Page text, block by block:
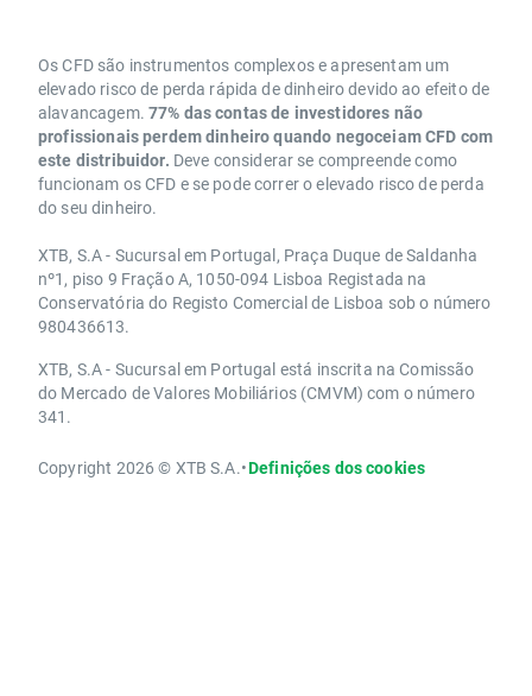
Os CFD são instrumentos complexos e apresentam um
elevado risco de perda rápida de dinheiro devido ao efeito de
alavancagem. 77% das contas de investidores não
profissionais perdem dinheiro quando negoceiam CFD com
este distribuidor. Deve considerar se compreende como
funcionam os CFD e se pode correr o elevado risco de perda
do seu dinheiro.
XTB, S.A - Sucursal em Portugal, Praça Duque de Saldanha
nº1, piso 9 Fração A, 1050-094 Lisboa Registada na
Conservatória do Registo Comercial de Lisboa sob o número
980436613.
XTB, S.A - Sucursal em Portugal está inscrita na Comissão
do Mercado de Valores Mobiliários (CMVM) com o número
341.
Copyright 2026 © XTB S.A.•Definições dos cookies